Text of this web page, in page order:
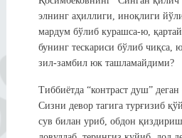
элнинг аҳиллиги, иноқлиги
мардум бўлиб курашса-ю,
бунинг тескариси бўлиб чиқса,
зил-замбил юк ташламайдими?
Тиббиётда “контраст душ”
Сизни девор тагига турғизиб
сув билан уриб, обдон